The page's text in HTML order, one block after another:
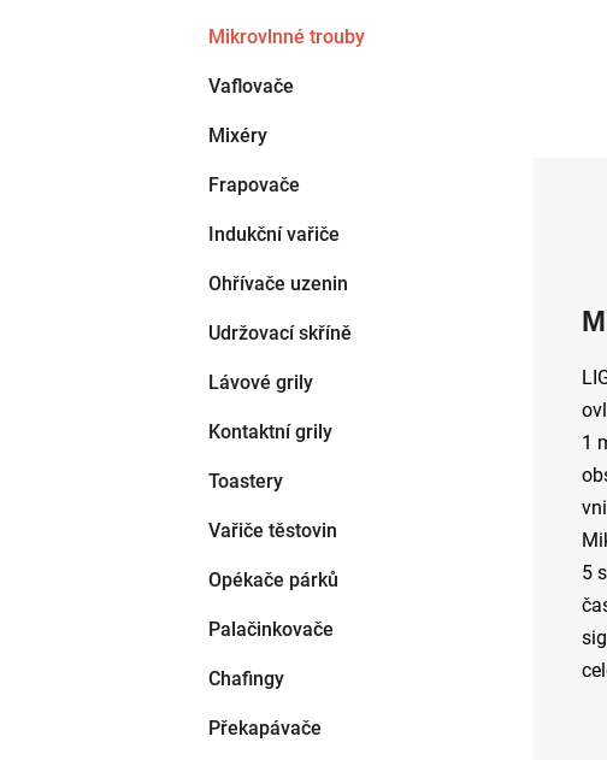
Mikrovlnné trouby
Vaflovače
Mixéry
Frapovače
Indukční vařiče
Ohřívače uzenin
Udržovací skříně
Lávové grily
Kontaktní grily
Toastery
Vařiče těstovin
Opékače párků
Palačinkovače
Chafingy
Překapávače
1
5